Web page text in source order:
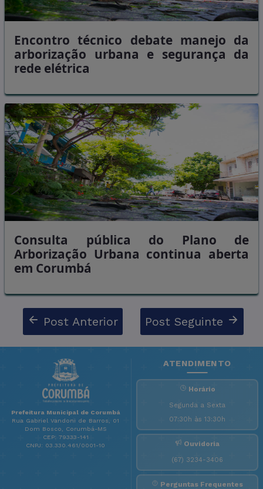
Encontro técnico debate manejo da
arborização urbana e segurança da
rede elétrica
Consulta pública do Plano de
Arborização Urbana continua aberta
em Corumbá
Post Anterior Post Seguinte
Prefeitura Municipal de Corumbá
Rua Gabriel Vandoni de Barros, 01
Dom Bosco, Corumbá-MS
CEP: 79333-141
CNPJ: 03.330.461/0001-10
ATENDIMENTO
Horário
Segunda a Sexta
07:30h às 13:30h
Ouvidoria
(67) 3234-3406
Perguntas Frequentes